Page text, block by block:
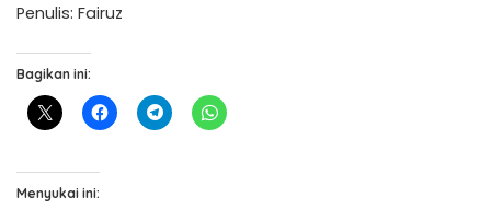
Penulis: Fairuz
Bagikan ini:
Menyukai ini: